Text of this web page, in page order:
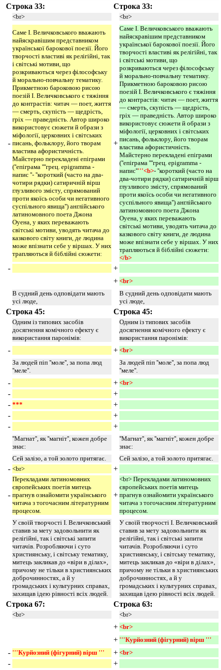
Строка 33: Строка 33:
<br> <br>
-
Саме І. Величковського вважають
найяскравішим представником
української барокової поезії. Його
творчості властиві як релігійні, так
і світські мотиви, що
розкриваються через філософську
й морально-повчальну тематику.
Прикметною бароковою рисою
поезій І. Величковського є тяжіння
до контрастів: читач — поет, життя
— смерть, скупість — щедрість,
гріх — праведність. Автор широко
використовує сюжети й образи з
міфології, церковних і світських
писань, фольклору, його творам
властива афористичність.
Майстерно перекладені епіграми
(''епіграма ''''грец. еpigramma -
напис ''- ''короткий (часто на два-
чотири рядки) сатиричній вірш
глузливого змісту, спрямований
проти якоїсь особи чи негативного
суспільного явища'') англійського
латиномовного поета Джона
Оуена, у яких переважають
світські мотиви, уводять читача до
казкового світу книги, де людина
може впізнати себе у віршах. У них
трапляються й біблійні сюжети:
+
Саме І. Величковського вважають
найяскравішим представником
української барокової поезії. Його
творчості властиві як релігійні, так
і світські мотиви, що
розкриваються через філософську
й морально-повчальну тематику.
Прикметною бароковою рисою
поезій І. Величковського є тяжіння
до контрастів: читач — поет, життя
— смерть, скупість — щедрість,
гріх — праведність. Автор широко
використовує сюжети й образи з
міфології, церковних і світських
писань, фольклору, його творам
властива афористичність.
Майстерно перекладені епіграми
(''епіграма ''''грец. еpigramma -
напис'''''<b>- ''короткий (часто на
два-чотири рядки) сатиричній вірш
глузливого змісту, спрямований
проти якоїсь особи чи негативного
суспільного явища'') англійського
латиномовного поета Джона
Оуена, у яких переважають
світські мотиви, уводять читача до
казкового світу книги, де людина
може впізнати себе у віршах. У них
трапляються й біблійні сюжети:
</b>
-
+
+ <br>
В судний день одповідати мають
усі люде,
В судний день одповідати мають
усі люде,
Строка 45: Строка 45:
Одним із типових засобів
досягнення комічного ефекту є
використання паронімів:
Одним із типових засобів
досягнення комічного ефекту є
використання паронімів:
- + <br>
За людей піп ''моле'', за попа люд
''меле''.
За людей піп ''моле'', за попа люд
''меле''.
- + <br>
-
+
- ***
+
-
+
-
+
''Магнат'', як ''магніт'', кожен добре
знає:
''Магнат'', як ''магніт'', кожен добре
знає:
Сей залізо, а той золото притягає.
Сей залізо, а той золото притягає.
- <br> +
-
Перекладами латиномовних
європейських поетів митець
прагнув ознайомити українського
читача з тогочасним літературним
процесом.
+
<br> Перекладами латиномовних
європейських поетів митець
прагнув ознайомити українського
читача з тогочасним літературним
процесом.
У своїй творчості І. Величковський
ставив за мету задовольнити як
релігійні, так і світські запити
читачів. Розробляючи і суто
християнську, і світську тематику,
митець закликав до «віри в ділах»,
причому не тільки в християнських
доброчинностях, а й у
громадських і культурних справах,
захищав ідею рівності всіх людей.
У своїй творчості І. Величковський
ставив за мету задовольнити як
релігійні, так і світські запити
читачів. Розробляючи і суто
християнську, і світську тематику,
митець закликав до «віри в ділах»,
причому не тільки в християнських
доброчинностях, а й у
громадських і культурних справах,
захищав ідею рівності всіх людей.
Строка 67: Строка 63:
<br> <br>
+ <br>
+ '''Курйозний (фігурний) вірш '''
- '''Курйозний (фігурний) вірш ''' + <br>
- +